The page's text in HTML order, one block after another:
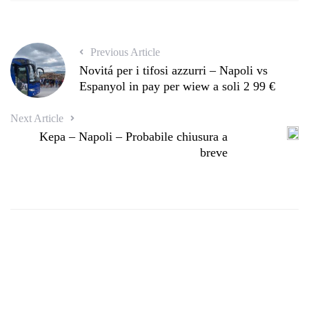
Previous Article
Novitá per i tifosi azzurri – Napoli vs
Espanyol in pay per wiew a soli 2 99 €
Next Article
Kepa – Napoli – Probabile chiusura a
breve